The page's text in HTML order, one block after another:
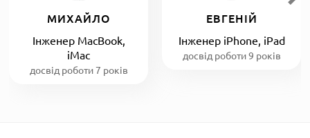
МИХАЙЛО
Інженер MacBook,
iMac
досвід роботи 7 років
ЕВГЕНІЙ
Інженер iPhone, iPad
досвід роботи 9 років